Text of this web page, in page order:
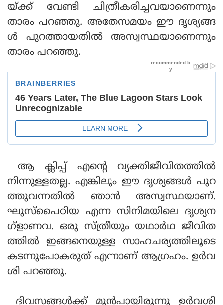
യ്ക്ക് വേണ്ടി ചിത്രീകരിച്ചവയാണെന്നും
താരം പറഞ്ഞു. അതേസമയം ഈ ദൃശ്യങ്ങ
ള്‍ പുറത്തായതില്‍ അസ്വസ്ഥയാണെന്നും
താരം പറഞ്ഞു.
ആ ക്ലിപ്പ് എന്റെ വ്യക്തിജീവിതത്തില്‍
നിന്നുള്ളതല്ല. എങ്കിലും ഈ ദൃശ്യങ്ങള്‍ പുറ
ത്തുവന്നതില്‍ ഞാന്‍ അസ്വസ്ഥയാണ്.
ഘുസ്‌പൈഠിയ എന്ന സിനിമയിലെ ദൃശ്യന
ഗ്‌ളാണവ. ഒരു സ്ത്രീയും യഥാര്‍ഥ ജീവിത
ത്തില്‍ ഇങ്ങനെയുള്ള സാഹചര്യത്തിലൂടെ
കടന്നുപോകരുത് എന്നാണ് ആഗ്രഹം. ഉര്‍വ
ശി പറഞ്ഞു.
ദിവസങ്ങള്‍ക്ക് മുന്‍പായിരുന്നു ഉര്‍വശി